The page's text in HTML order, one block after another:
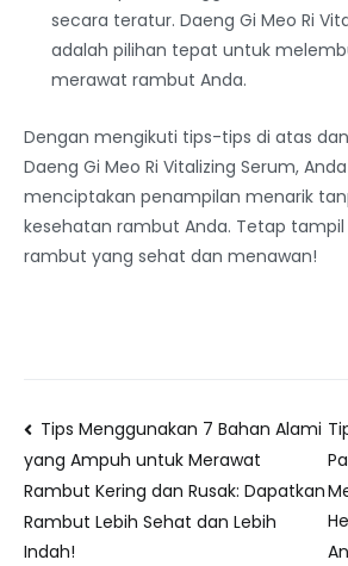
secara teratur. Daeng Gi Meo Ri
adalah pilihan tepat untuk
merawat rambut Anda.
Dengan mengikuti tips-tips di atas
Daeng Gi Meo Ri Vitalizing Serum,
menciptakan penampilan menarik
kesehatan rambut Anda. Tetap
rambut yang sehat dan menawan!
Tips Menggunakan 7 Bahan Alami
yang Ampuh untuk Merawat
Rambut Kering dan Rusak: Dapatkan
Rambut Lebih Sehat dan Lebih
Indah!